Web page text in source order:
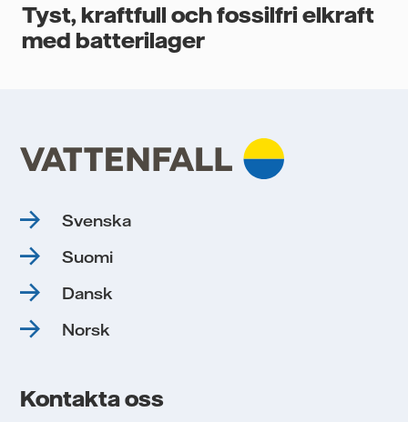
Tyst, kraftfull och fossilfri elkraft
med batterilager
Svenska
Suomi
Dansk
Norsk
Kontakta oss